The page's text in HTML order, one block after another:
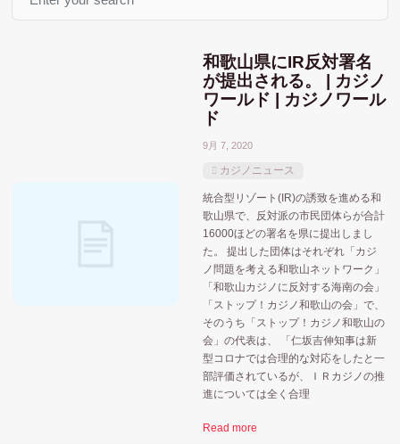
カードトランプゲーム
マカオ メルコ ユニバーサル
ラスベガスサンズ
北海道 千葉市
大阪市 大阪府 宮城県
政府 東京都 横浜 横
苫小牧市
選挙 長崎 長崎県
和歌山県にIR反対署名
が提出される。 | カジノ
ワールド | カジノワール
ド
9月 7, 2020
カジノニュース
統合型リゾート(IR)の誘致を進める和
歌山県で、反対派の市民団体らが合計
16000ほどの署名を県に提出しまし
た。 提出した団体はそれぞれ「カジ
ノ問題を考える和歌山ネットワーク」
「和歌山カジノに反対する海南の会」
「ストップ！カジノ和歌山の会」で、
そのうち「ストップ！カジノ和歌山の
会」の代表は、 「仁坂吉伸知事は新
型コロナでは合理的な対応をしたと一
部評価されているが、ＩＲカジノの推
進については全く合理
Read more